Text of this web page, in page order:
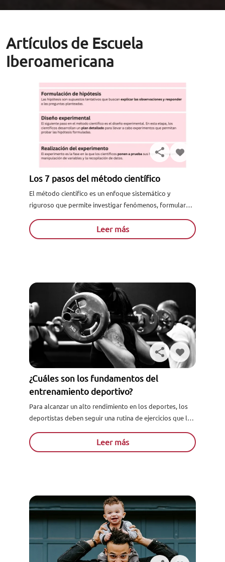
Artículos de Escuela
Iberoamericana
Los 7 pasos del método científico
El método científico es un enfoque sistemático y
riguroso que permite investigar fenómenos, formular
evidencias. Se utiliza en diferentes disciplinas...
Leer más
¿Cuáles son los fundamentos del
entrenamiento deportivo?
Para alcanzar un alto rendimiento en los deportes, los
deportistas deben seguir una rutina de ejercicios que les
afrontar las exigencias de...Leer más